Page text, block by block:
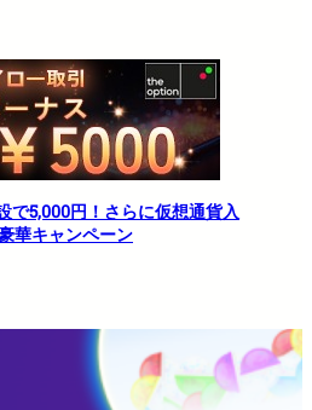
で5,000円！さらに仮想通貨入
華キャンペーン